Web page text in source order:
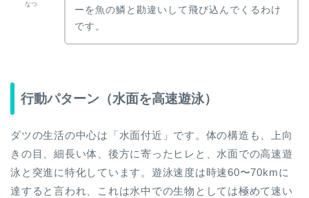
なつ
ーを魚の鱗と勘違いして飛び込んでくるわけ
です。
行動パターン（水面を高速遊泳）
ダツの生活の中心は「水面付近」です。体の構造も、上向
きの目、細長い体、後方に寄ったヒレと、水面での高速遊
泳と突進に特化しています。遊泳速度は時速60〜70kmに
達すると言われ、これは水中での生物としては極めて速い